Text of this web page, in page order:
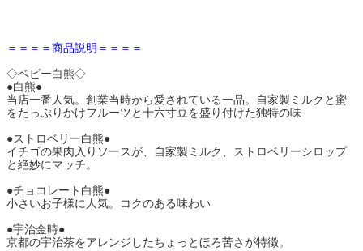
＝＝＝＝商品説明＝＝＝＝
◇ベビー白熊◇
●白熊●
当店一番人気。創業当時から愛されている一品。自家製ミルクと蜜
をたっぷりかけフルーツと十六寸豆を盛り付けた独特の味
●ストロベリー白熊●
イチゴの果肉入りソースが、自家製ミルク、ストロベリーシロップ
と絶妙にマッチ。
●チョコレート白熊●
小さいお子様に人気。コクのある味わい
●宇治金時●
京都の宇治茶をアレンジしたちょっとほろ苦さが特徴。